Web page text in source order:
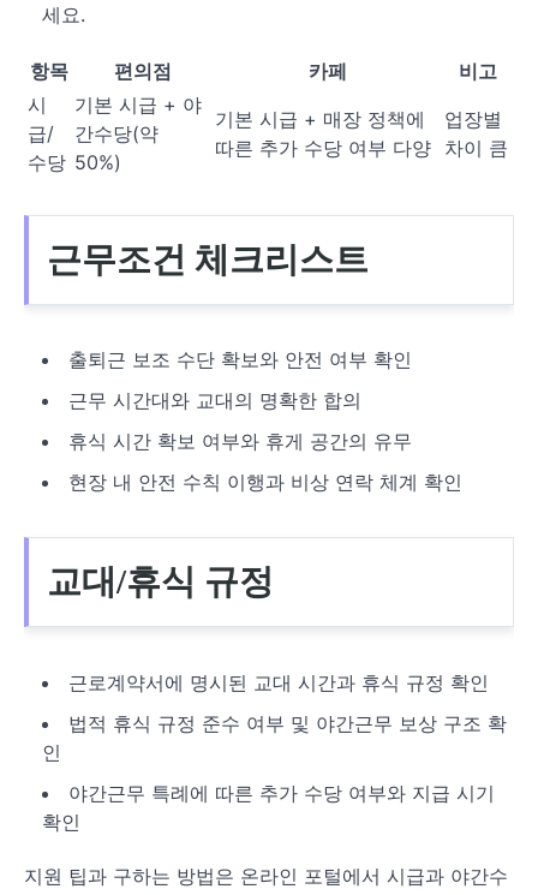
세요.
항목 편의점 카페
비고
시
급/
수당
기본 시급 + 야
간수당(약
50%)
기본 시급 + 매장 정책에
따른 추가 수당 여부 다양
업장별
차이 큼
근무조건 체크리스트
출퇴근 보조 수단 확보와 안전 여부 확인
근무 시간대와 교대의 명확한 합의
휴식 시간 확보 여부와 휴게 공간의 유무
현장 내 안전 수칙 이행과 비상 연락 체계 확인
교대/휴식 규정
근로계약서에 명시된 교대 시간과 휴식 규정 확인
법적 휴식 규정 준수 여부 및 야간근무 보상 구조 확
인
야간근무 특례에 따른 추가 수당 여부와 지급 시기
확인
지원 팁과 구하는 방법은 온라인 포털에서 시급과 야간수